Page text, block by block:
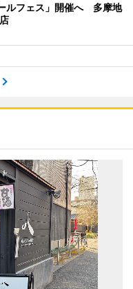
ルフェス」開催へ 多摩地